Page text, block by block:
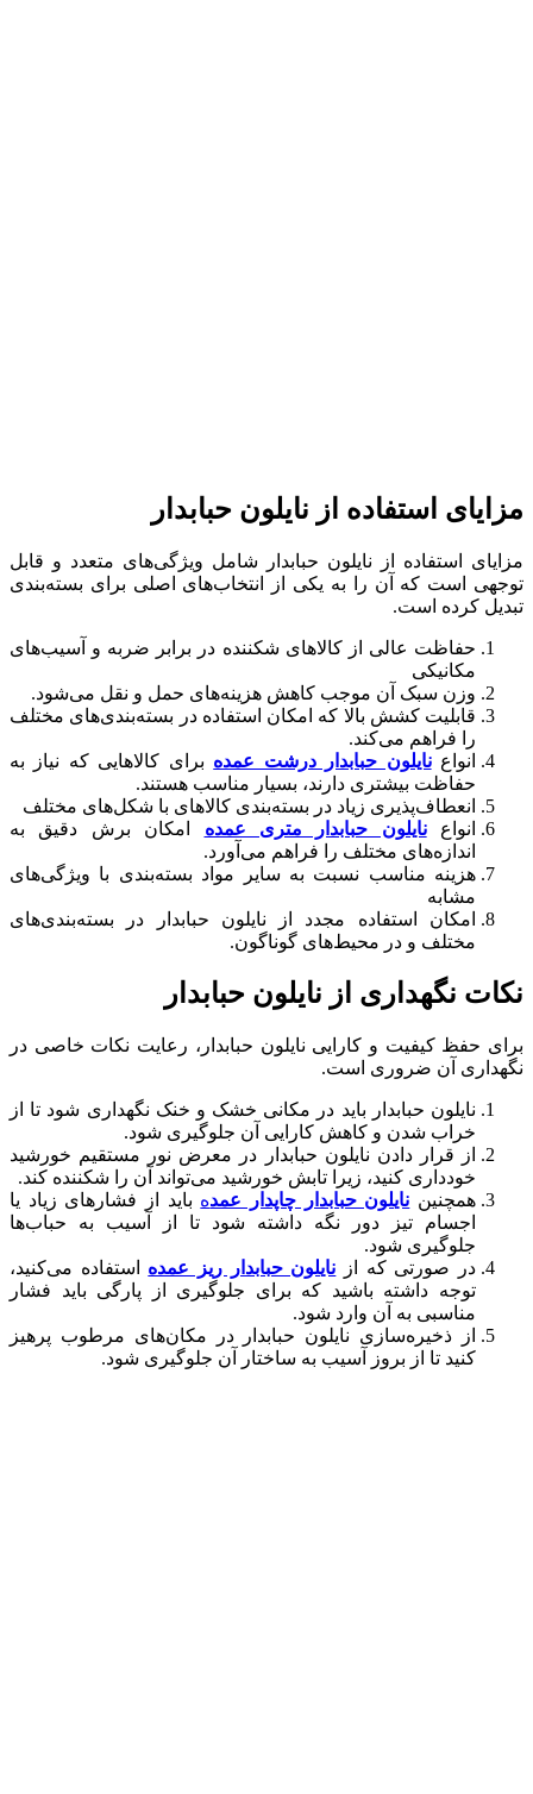
مزایای استفاده از نایلون حبابدار
مزایای استفاده از نایلون حبابدار شامل ویژگی‌های متعدد و قابل
توجهی است که آن را به یکی از انتخاب‌های اصلی برای بسته‌بندی
تبدیل کرده است.
حفاظت عالی از کالاهای شکننده در برابر ضربه و آسیب‌های
مکانیکی
وزن سبک آن موجب کاهش هزینه‌های حمل و نقل می‌شود.
قابلیت کشش بالا که امکان استفاده در بسته‌بندی‌های مختلف
را فراهم می‌کند.
انواعنایلون حبابدار درشت عمده برای کالاهایی که نیاز به
حفاظت بیشتری دارند، بسیار مناسب هستند.
انعطاف‌پذیری زیاد در بسته‌بندی کالاهای با شکل‌های مختلف
انواع
نایلون حبابدار متری عمده امکان برش دقیق به
اندازه‌های مختلف را فراهم می‌آورد.
هزینه مناسب نسبت به سایر مواد بسته‌بندی با ویژگی‌های
مشابه
امکان استفاده مجدد از نایلون حبابدار در بسته‌بندی‌های
مختلف و در محیط‌های گوناگون.
نکات نگهداری از نایلون حبابدار
برای حفظ کیفیت و کارایی نایلون حبابدار، رعایت نکات خاصی در
نگهداری آن ضروری است.
نایلون حبابدار باید در مکانی خشک و خنک نگهداری شود تا از
خراب شدن و کاهش کارایی آن جلوگیری شود.
از قرار دادن نایلون حبابدار در معرض نور مستقیم خورشید
خودداری کنید، زیرا تابش خورشید می‌تواند آن را شکننده کند.
همچنین نایلون حبابدار چاپدار عمده باید از فشارهای زیاد یا
اجسام تیز دور نگه داشته شود تا از آسیب به حباب‌ها
جلوگیری شود.
در صورتی که از نایلون حبابدار ریز عمده استفاده می‌کنید،
توجه داشته باشید که برای جلوگیری از پارگی باید فشار
مناسبی به آن وارد شود.
از ذخیره‌سازی نایلون حبابدار در مکان‌های مرطوب پرهیز
کنید تا از بروز آسیب به ساختار آن جلوگیری شود.